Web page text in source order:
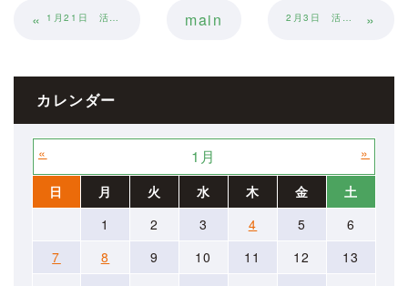
« 1月21日 活動報告 main 2月3日 活動報告 »
カレンダー
« 1月 »
日 月 火 水 木 金
土
1
2 3 4 5
6
7
8 9 10 11 12
13